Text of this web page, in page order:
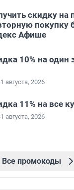
скидку на
покупку
Афише
10% на один
августа, 2026
11% на все
августа, 2026
Все промокоды